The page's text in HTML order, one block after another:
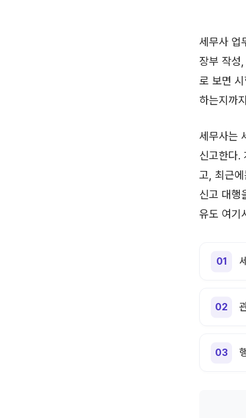
세무사 업
장부 작성
로 보면
하는지까
세무사는
신고한다.
고, 최근
신고 대행
유도 여기